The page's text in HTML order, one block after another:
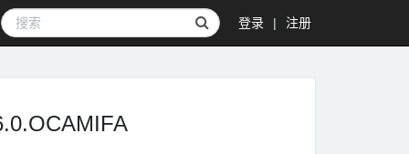
登录 | 注册